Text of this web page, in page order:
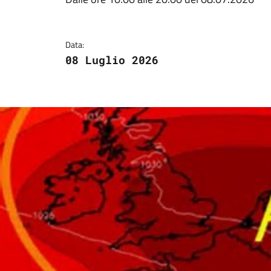
Data:
08 Luglio 2026